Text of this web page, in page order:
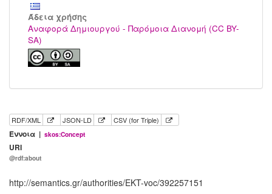
Άδεια χρήσης
Αναφορά Δημιουργού - Παρόμοια Διανομή (CC BY-
SA)
RDF/XML JSON-LD CSV (for Triple)
Έννοια | skos:Concept
URI
@rdf:about
http://semantics.gr/authorities/EKT-voc/392257151